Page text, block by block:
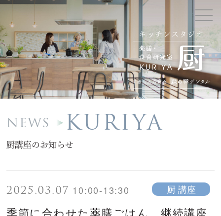
キッチンスタジオ
NEWS KURIYA
厨講座のお知らせ
2025.03.07 10:00-13:30 厨 講座
季節に合わせた薬膳ごはん 継続講座